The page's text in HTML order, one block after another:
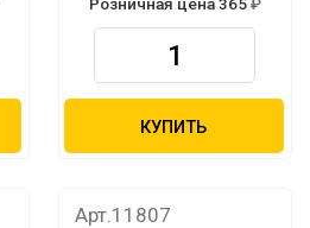
Розничная цена 365
КУПИТЬ
Арт.11807